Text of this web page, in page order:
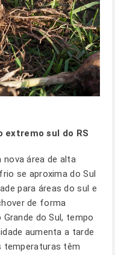
extremo sul do RS
área de alta
se aproxima do Sul
para áreas do sul e
de forma
do Sul, tempo
aumenta a tarde
temperaturas têm